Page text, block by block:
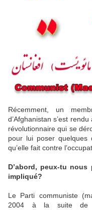
Récemment, un
d’Afghanistan s’est
révolutionnaire qui se
pour lui poser quelques
qu’elle fait contre
D’abord, peux-tu
impliqué?
Le Parti communiste
2004 à la suite de